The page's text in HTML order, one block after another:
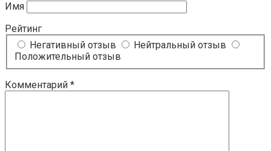
Имя
Рейтинг
Негативный отзыв
Нейтральный отзыв
Положительный отзыв
Комментарий *